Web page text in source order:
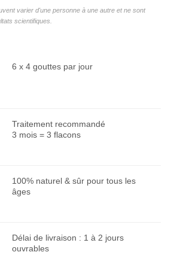
varier d'une personne à une autre et ne sont
scientifiques.
6 x 4 gouttes par jour
Traitement recommandé
3 mois = 3 flacons
100% naturel & sûr pour tous les
âges
Délai de livraison : 1 à 2 jours
ouvrables